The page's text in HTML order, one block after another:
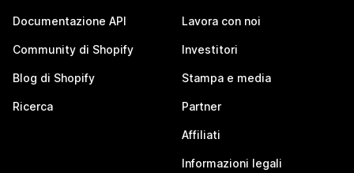
Documentazione API
Community di Shopify
Blog di Shopify
Ricerca
Lavora con noi
Investitori
Stampa e media
Partner
Affiliati
Informazioni legali